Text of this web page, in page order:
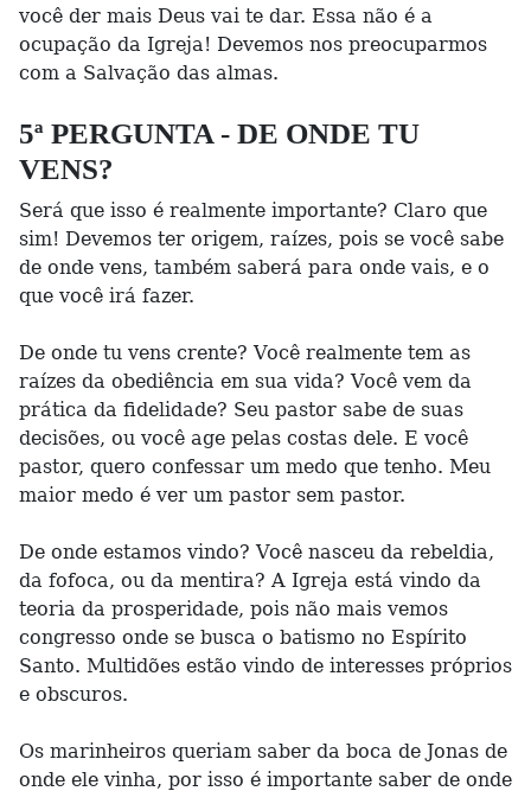
você der mais Deus vai te dar. Essa não é a
ocupação da Igreja! Devemos nos preocuparmos
com a Salvação das almas.
5ª PERGUNTA - DE ONDE TU
VENS?
Será que isso é realmente importante? Claro que
sim! Devemos ter origem, raízes, pois se você sabe
de onde vens, também saberá para onde vais, e o
que você irá fazer.
De onde tu vens crente? Você realmente tem as
raízes da obediência em sua vida? Você vem da
prática da fidelidade? Seu pastor sabe de suas
decisões, ou você age pelas costas dele. E você
pastor, quero confessar um medo que tenho. Meu
maior medo é ver um pastor sem pastor.
De onde estamos vindo? Você nasceu da rebeldia,
da fofoca, ou da mentira? A Igreja está vindo da
teoria da prosperidade, pois não mais vemos
congresso onde se busca o batismo no Espírito
Santo. Multidões estão vindo de interesses próprios
e obscuros.
Os marinheiros queriam saber da boca de Jonas de
onde ele vinha, por isso é importante saber de onde